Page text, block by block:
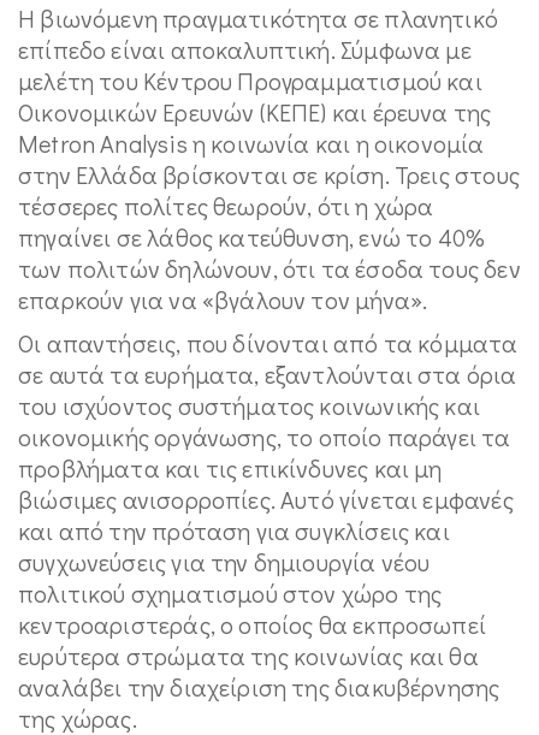
Η βιωνόμενη πραγματικότητα σε πλανητικό
επίπεδο είναι αποκαλυπτική. Σύμφωνα με
μελέτη του Κέντρου Προγραμματισμού και
Οικονομικών Ερευνών (ΚΕΠΕ) και έρευνα της
Metron Analysis η κοινωνία και η οικονομία
στην Ελλάδα βρίσκονται σε κρίση. Τρεις στους
τέσσερες πολίτες θεωρούν, ότι η χώρα
πηγαίνει σε λάθος κατεύθυνση, ενώ το 40%
των πολιτών δηλώνουν, ότι τα έσοδα τους δεν
επαρκούν για να «βγάλουν τον μήνα».
Οι απαντήσεις, που δίνονται από τα κόμματα
σε αυτά τα ευρήματα, εξαντλούνται στα όρια
του ισχύοντος συστήματος κοινωνικής και
οικονομικής οργάνωσης, το οποίο παράγει τα
προβλήματα και τις επικίνδυνες και μη
βιώσιμες ανισορροπίες. Αυτό γίνεται εμφανές
και από την πρόταση για συγκλίσεις και
συγχωνεύσεις για την δημιουργία νέου
πολιτικού σχηματισμού στον χώρο της
κεντροαριστεράς, ο οποίος θα εκπροσωπεί
ευρύτερα στρώματα της κοινωνίας και θα
αναλάβει την διαχείριση της διακυβέρνησης
της χώρας.